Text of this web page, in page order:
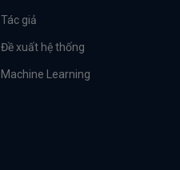
Tác giả
Đề xuất hệ thống
Machine Learning